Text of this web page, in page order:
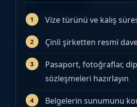
Vize türünü ve kalış
Çinli şirketten resmi
Pasaport, fotoğraflar,
sözleşmeleri hazırlayın
Belgelerin sunumunu